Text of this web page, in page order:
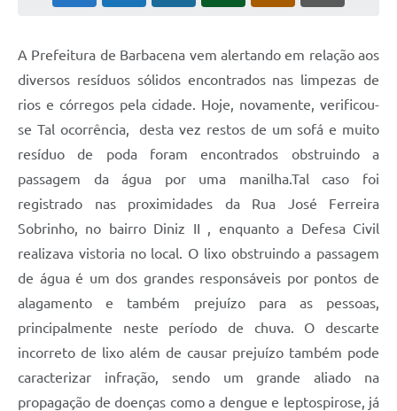
Plano Municipal de Saneamento Básico
Regularização de bairros
Carta de Serviços
Arquivos para Download
Legislação
Telefones Úteis
SIC
A Prefeitura de Barbacena vem alertando em relação aos
diversos resíduos sólidos encontrados nas limpezas de
rios e córregos pela cidade. Hoje, novamente, verificou-
se Tal ocorrência, desta vez restos de um sofá e muito
resíduo de poda foram encontrados obstruindo a
passagem da água por uma manilha.Tal caso foi
registrado nas proximidades da Rua José Ferreira
Sobrinho, no bairro Diniz II , enquanto a Defesa Civil
realizava vistoria no local. O lixo obstruindo a passagem
de água é um dos grandes responsáveis por pontos de
alagamento e também prejuízo para as pessoas,
principalmente neste período de chuva. O descarte
incorreto de lixo além de causar prejuízo também pode
caracterizar infração, sendo um grande aliado na
propagação de doenças como a dengue e leptospirose, já